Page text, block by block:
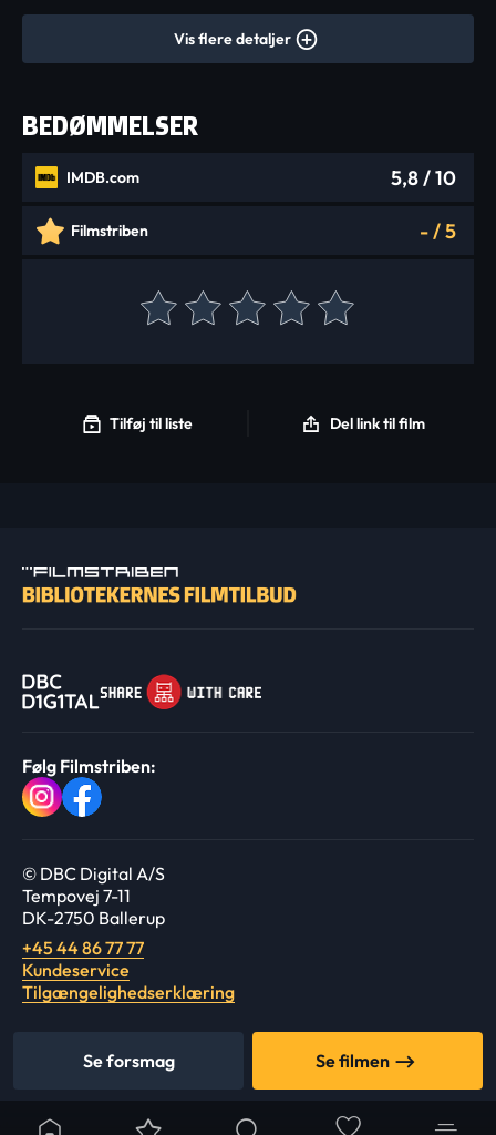
Se forsmag Se filmen
Vis flere detaljer
BEDØMMELSER
IMDB.com 5,8/ 10
Filmstriben -/5
Tilføj til liste Del link til film
Følg Filmstriben:
© DBC Digital A/S
Tempovej 7-11
DK-2750 Ballerup
+45 44 86 77 77
Kundeservice
Tilgængelighedserklæring